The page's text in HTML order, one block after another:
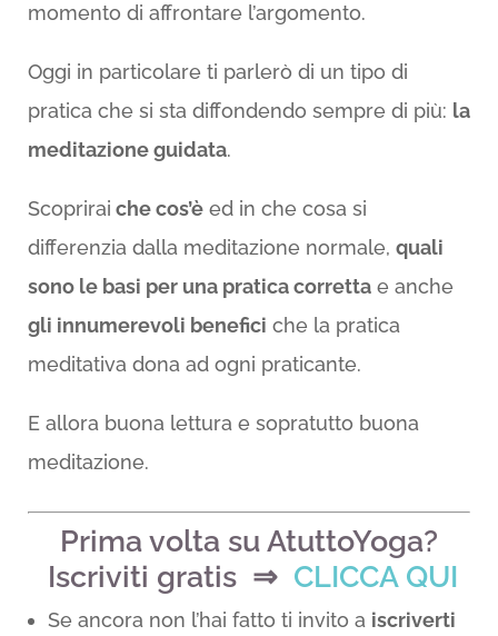
momento di affrontare l’argomento.
Oggi in particolare ti parlerò di un tipo di
pratica che si sta diffondendo sempre di più: la
meditazione guidata.
Scoprirai che cos’èed in che cosa si
differenzia dalla meditazione normale, quali
sono le basi per una pratica correttae anche
gli innumerevoli benefici che la pratica
meditativa dona ad ogni praticante.
E allora buona lettura e sopratutto buona
meditazione.
Prima volta su AtuttoYoga?
Iscriviti gratis ⇒ CLICCA QUI
Se ancora non l’hai fatto ti invito a iscriverti